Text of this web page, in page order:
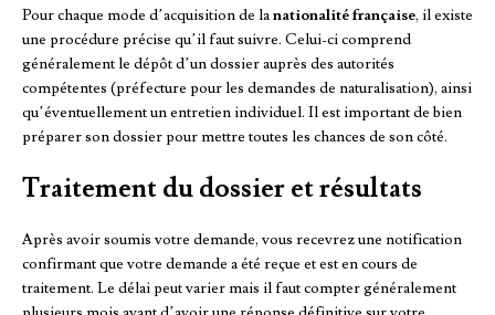
Pour chaque mode d’acquisition de lanationalité française, il existe
une procédure précise qu’il faut suivre. Celui-ci comprend
généralement le dépôt d’un dossier auprès des autorités
compétentes (préfecture pour les demandes de naturalisation), ainsi
qu’éventuellement un entretien individuel. Il est important de bien
préparer son dossier pour mettre toutes les chances de son côté.
Traitement du dossier et résultats
Après avoir soumis votre demande, vous recevrez une notification
confirmant que votre demande a été reçue et est en cours de
traitement. Le délai peut varier mais il faut compter généralement